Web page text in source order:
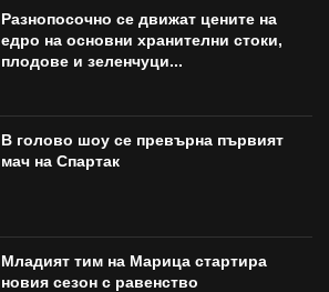
Разнопосочно се движат цените на
едро на основни хранителни стоки,
плодове и зеленчуци...
В голово шоу се превърна първият
мач на Спартак
Младият тим на Марица стартира
новия сезон с равенство